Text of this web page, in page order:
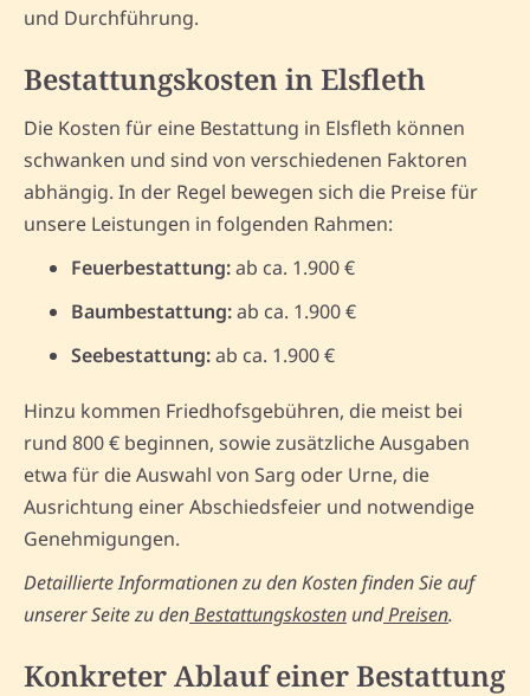
und Durchführung.
Bestattungskosten in Elsfleth
Die Kosten für eine Bestattung in Elsfleth können
schwanken und sind von verschiedenen Faktoren
abhängig. In der Regel bewegen sich die Preise für
unsere Leistungen in folgenden Rahmen:
Feuerbestattung:ab ca. 1.900 €
Baumbestattung:ab ca. 1.900 €
Seebestattung:ab ca. 1.900 €
Hinzu kommen Friedhofsgebühren, die meist bei
rund 800 € beginnen, sowie zusätzliche Ausgaben
etwa für die Auswahl von Sarg oder Urne, die
Ausrichtung einer Abschiedsfeier und notwendige
Genehmigungen.
Detaillierte Informationen zu den Kosten finden Sie auf
unserer Seite zu denBestattungskosten undPreisen.
Konkreter Ablauf einer Bestattung